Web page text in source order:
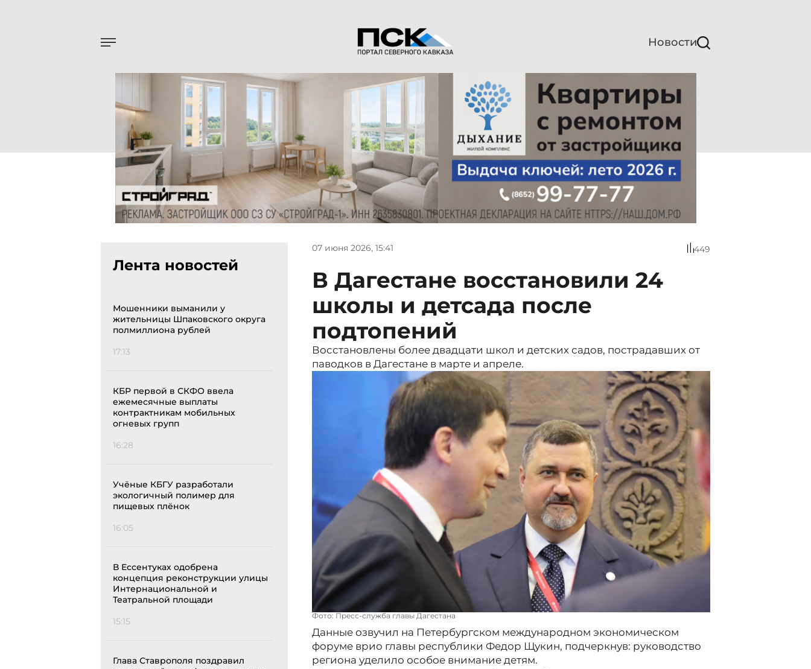
Новости
Лента новостей
Мошенники выманили у
жительницы Шпаковского округа
полмиллиона рублей
17:13
КБР первой в СКФО ввела
ежемесячные выплаты
контрактникам мобильных
огневых групп
16:28
Учёные КБГУ разработали
экологичный полимер для
пищевых плёнок
16:05
В Ессентуках одобрена
концепция реконструкции улицы
Интернациональной и
Театральной площади
15:15
Глава Ставрополя поздравил
07 июня 2026, 15:41 449
В Дагестане восстановили 24
школы и детсада после
подтопений
Восстановлены более двадцати школ и детских садов, пострадавших от
паводков в Дагестане в марте и апреле.
Фото: Пресс-служба главы Дагестана
Данные озвучил на Петербургском международном экономическом
форуме врио главы республики Федор Щукин, подчеркнув: руководство
региона уделило особое внимание детям.